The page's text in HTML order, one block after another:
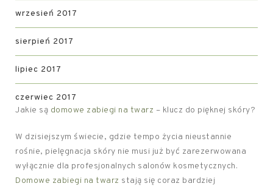
wrzesień 2017
sierpień 2017
lipiec 2017
czerwiec 2017
Jakie są domowe zabiegi na twarz – klucz do pięknej skóry?
W dzisiejszym świecie, gdzie tempo życia nieustannie
rośnie, pielęgnacja skóry nie musi już być zarezerwowana
wyłącznie dla profesjonalnych salonów kosmetycznych.
Domowe zabiegi na twarz stają się coraz bardziej